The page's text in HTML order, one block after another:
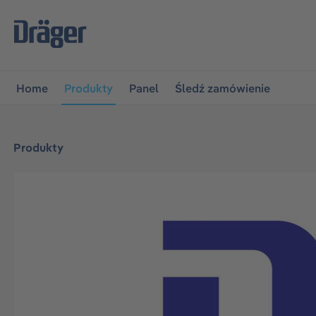
do głównej nawigacji
Home Produkty Panel Śledź zamówienie
Produkty